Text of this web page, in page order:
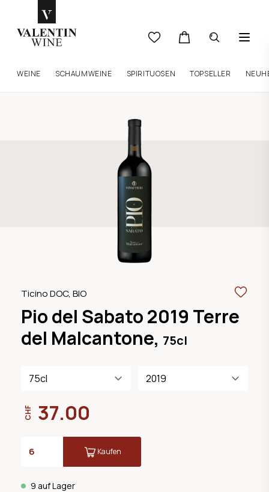
WEINE SCHAUMWEINE SPIRITUOSEN TOPSELLER
Ticino DOC, BIO
Pio del Sabato 2019 Terre
del Malcantone, 75cl
9 auf Lager
CHF 37.00
Kaufen